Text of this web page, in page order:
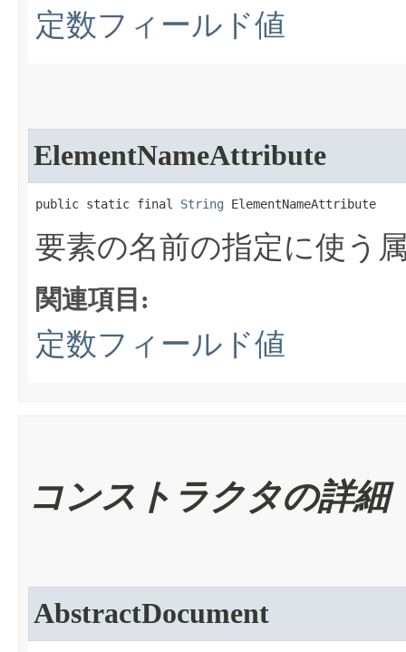
定数フィールド値
ElementNameAttribute
public static final String ElementNameAttribute
要素の名前の指定に使う
関連項目:
定数フィールド値
コンストラクタの詳細
AbstractDocument